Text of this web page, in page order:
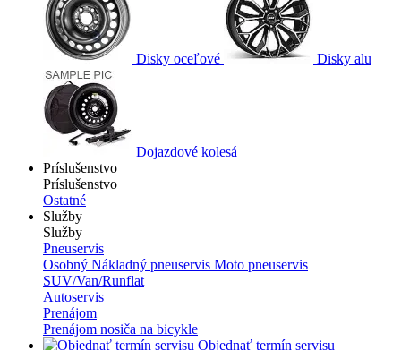
Disky oceľové Disky alu
Dojazdové kolesá
Príslušenstvo
Príslušenstvo
Ostatné
Služby
Služby
Pneuservis
Osobný Nákladný pneuservis Moto pneuservis
SUV/Van/Runflat
Autoservis
Prenájom
Prenájom nosiča na bicykle
Objednať termín servisu